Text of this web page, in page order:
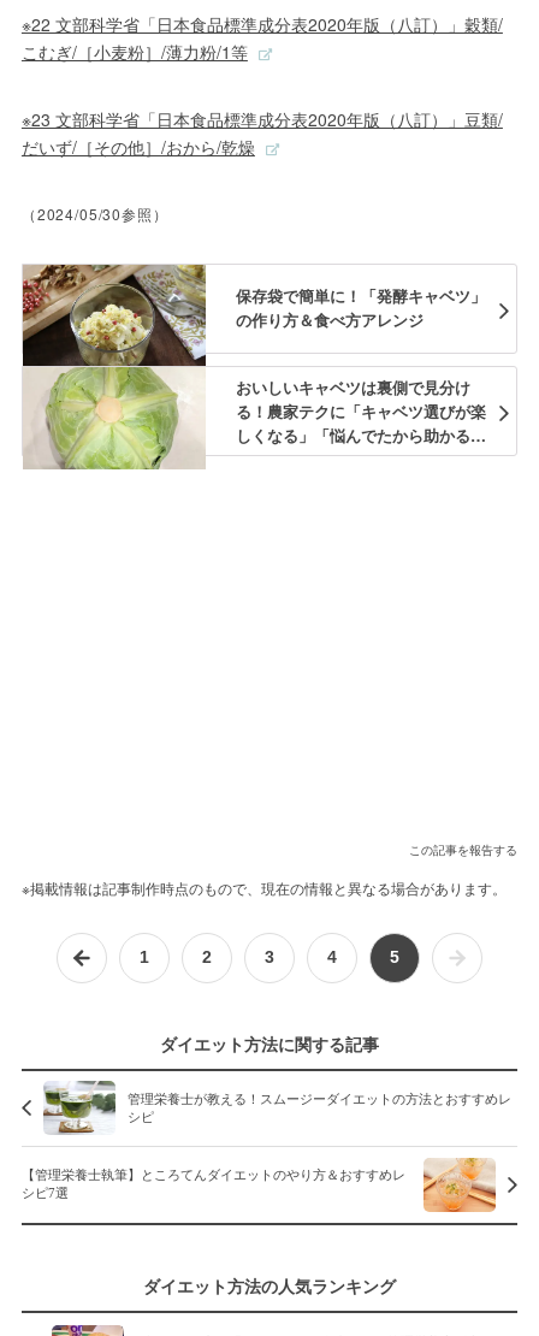
※22 文部科学省「日本食品標準成分表2020年版（八訂）」穀類/
こむぎ/［小麦粉］/薄力粉/1等
※23 文部科学省「日本食品標準成分表2020年版（八訂）」豆類/
だいず/［その他］/おから/乾燥
（2024/05/30参照）
保存袋で簡単に！「発酵キャベツ」
の作り方＆食べ方アレンジ
おいしいキャベツは裏側で見分け
る！農家テクに「キャベツ選びが楽
しくなる」「悩んでたから助かる」
の声
この記事を報告する
※掲載情報は記事制作時点のもので、現在の情報と異なる場合があります。
1 2 3 4 5
ダイエット方法に関する記事
管理栄養士が教える！スムージーダイエットの方法とおすすめレ
シピ
【管理栄養士執筆】ところてんダイエットのやり方＆おすすめレ
シピ7選
ダイエット方法の人気ランキング